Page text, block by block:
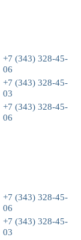
+7 (343) 328-45-
06
+7 (343) 328-45-
03
+7 (343) 328-45-
06
+7 (343) 328-45-
06
+7 (343) 328-45-
03